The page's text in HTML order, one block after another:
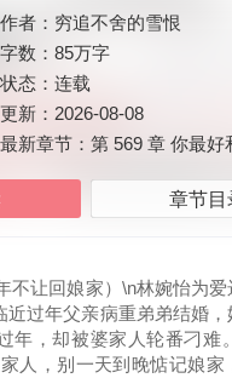
作者： 穷追不舍的雪恨
字数：85万字
状态：连载
更新： 2026-08-08
最新章节：第 569 章 你最好和
章节目
不让回娘家）\n林婉怡为
近过年父亲病重弟弟结婚，
年，却被婆家人轮番刁难
人，别一天到晚惦记娘家